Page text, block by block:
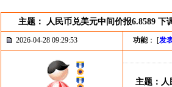
主题： 人民币兑美元中间价报6.8589 下
2026-04-28 09:29:53 功能： [发
主题：人